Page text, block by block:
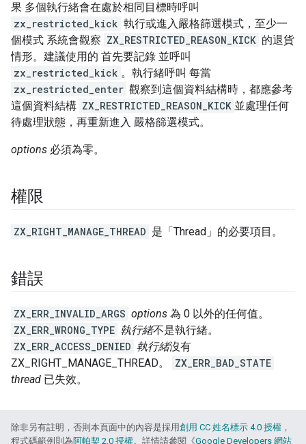
果 多個執行緒會在處於相同目標時呼叫
zx_restricted_kick 執行或進入嚴格篩選模式，至少一
個模式 系統會觀察 ZX_RESTRICTED_REASON_KICK 的退貨
情形。建議使用的 首先要記錄 並呼叫
zx_restricted_kick 。執行緒呼叫 每當
zx_restricted_enter 觀察到這個資料結構時，都應參考
這個資料結構 ZX_RESTRICTED_REASON_KICK 並處理任何
待處理狀態，再重新進入 嚴格篩選模式。
options 必須為零。
權限
ZX_RIGHT_MANAGE_THREAD 是「Thread」 的必要項目。
錯誤
ZX_ERR_INVALID_ARGS options 為 0 以外的任何值。
ZX_ERR_WRONG_TYPE 執行緒不是執行緒。
ZX_ERR_ACCESS_DENIED 執行緒沒有
ZX_RIGHT_MANAGE_THREAD。
ZX_ERR_BAD_STATE
thread 已失效。
除非另有註明，否則本頁面中的內容是採用創用 CC 姓名標示 4.0 授權 ，
程式碼範例則為阿帕契 2.0 授權。詳情請參閱《Google Developers 網站